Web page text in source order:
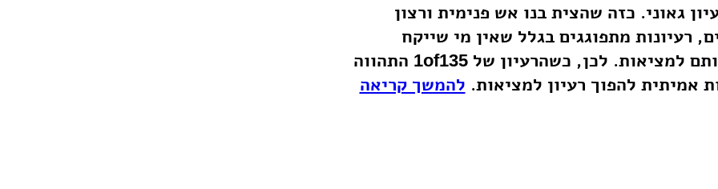
גאוני. כזה שהצית בנו אש פנימית ורצון
רעיונות מתפוגגים בגלל שאין מי שייקח
למציאות. לכן, כשהרעיון של1of135 התהווה
אמיתית להפוך רעיון למציאות. להמשך קריאה